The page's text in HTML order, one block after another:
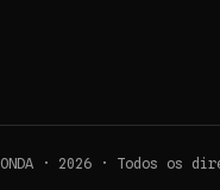
ONDA · 2026 · Todos os